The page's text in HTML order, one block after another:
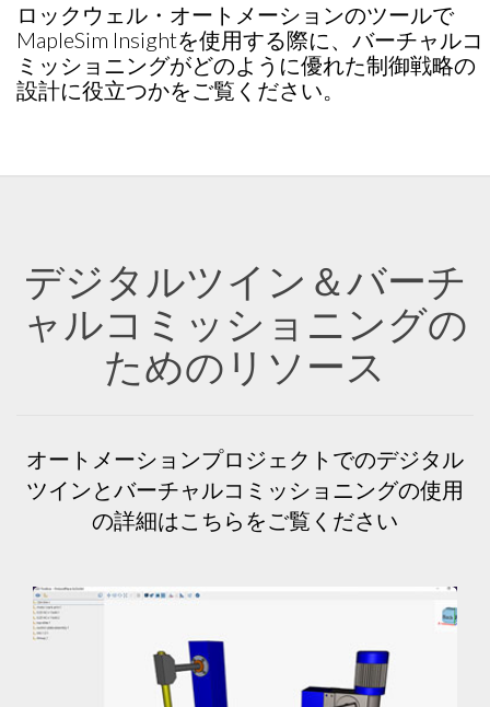
ロックウェル・オートメーションのツールで
MapleSim Insightを使用する際に、バーチャルコ
ミッショニングがどのように優れた制御戦略の
設計に役立つかをご覧ください。
デジタルツイン＆バーチ
ャルコミッショニングの
ためのリソース
オートメーションプロジェクトでのデジタル
ツインとバーチャルコミッショニングの使用
の詳細はこちらをご覧ください